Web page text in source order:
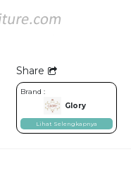
Share
Brand :
Glory
Lihat Selengkapnya